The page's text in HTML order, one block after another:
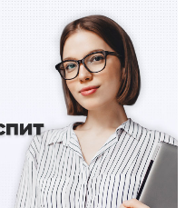
своїх
повинні надати суду
об’єкти. Записи про
прав на нерухоме
підтвердженням,
таких прав.
Але що на практиці
фактичних гарантій